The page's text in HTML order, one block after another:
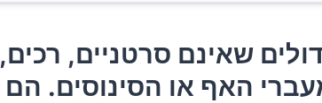
סרטניים, רכים, לא כואבים, בדופן
נובעים כתוצאה מדלקת כרונית עקב
רגישות לתרופות או הפרעות חיסון
שאינם סרטניים, רכים,
האף או הסינוסים. הם